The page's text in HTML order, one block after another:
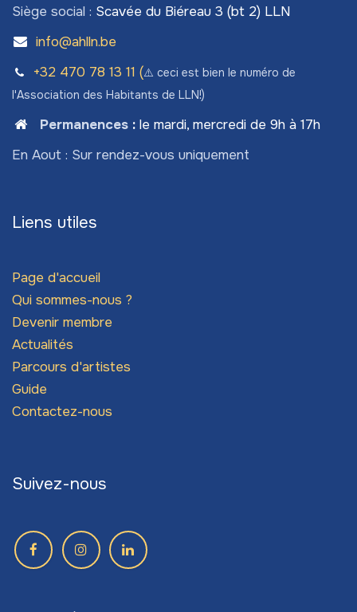
Siège social : Scavée du Biéreau 3 (bt 2) LLN
info@ahlln.be
+32 470 78​ 13 11 (⚠️ ceci est bien le numéro de
l'Association des Habitants de LLN!)
Permanences: le mardi, mercredi de 9h à 17h
En Aout : Sur rendez-vous uniquement
Liens utiles
Page d'accueil
Qui sommes-nous ?
Devenir membre
Actualités
Parcours d'artistes
Guide
Contactez-nous
Suivez-nous